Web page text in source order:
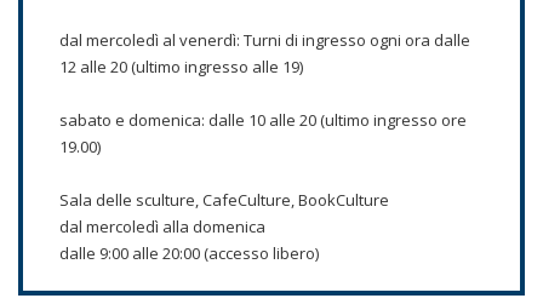
dal mercoledì al venerdì: Turni di ingresso ogni ora dalle
12 alle 20 (ultimo ingresso alle 19)
sabato e domenica: dalle 10 alle 20 (ultimo ingresso ore
19.00)
Sala delle sculture, CafeCulture, BookCulture
dal mercoledì alla domenica
dalle 9:00 alle 20:00 (accesso libero)